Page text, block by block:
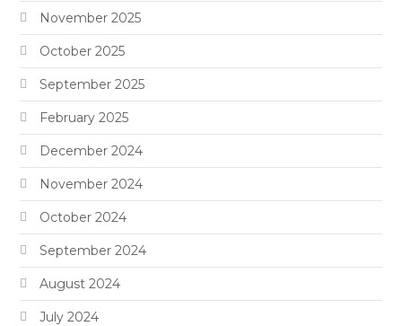
November 2025
October 2025
September 2025
February 2025
December 2024
November 2024
October 2024
September 2024
August 2024
July 2024